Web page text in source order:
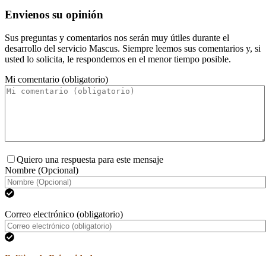
Envienos su opinión
Sus preguntas y comentarios nos serán muy útiles durante el
desarrollo del servicio Mascus. Siempre leemos sus comentarios y, si
usted lo solicita, le respondemos en el menor tiempo posible.
Mi comentario (obligatorio)
Quiero una respuesta para este mensaje
Nombre (Opcional)
Correo electrónico (obligatorio)